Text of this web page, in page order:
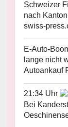
Schweizer
nach
swiss-
E-Auto-
lange nicht
Autoankauf
21:34 Uhr
Bei